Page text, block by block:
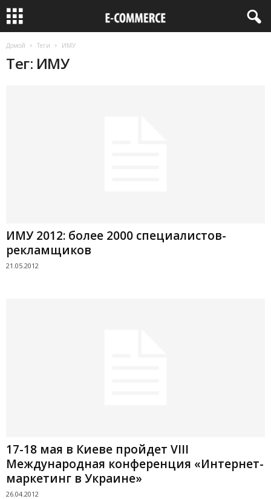
Домой Теги ИМУ
Тег: ИМУ
ИМУ 2012: более 2000 специалистов-
рекламщиков
21.05.2012
17-18 мая в Киеве пройдет VIІІ
Международная конференция «Интернет-
маркетинг в Украине»
26.04.2012